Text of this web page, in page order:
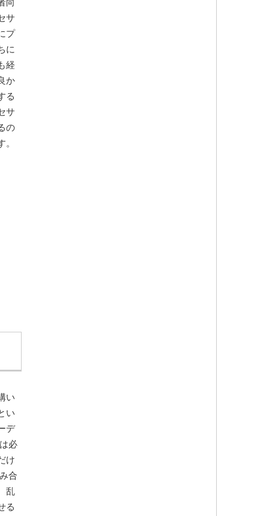
向
サ
プ
に
経
か
る
サ
の
い
い
デ
必
け
合
乱
る